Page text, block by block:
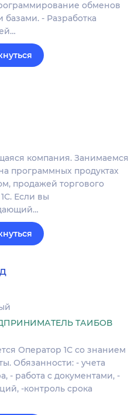
обменов
- Разработка
компания. Занимаемся
программных продуктах
продажей торгового
Если вы
ТАИБОВ
Оператор 1С со знанием
Обязанности: - учета
- работа с документами, -
-контроль срока